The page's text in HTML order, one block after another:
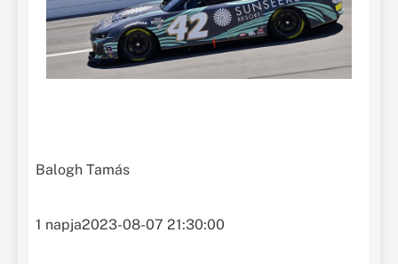
Balogh Tamás
1 napja2023-08-07 21:30:00